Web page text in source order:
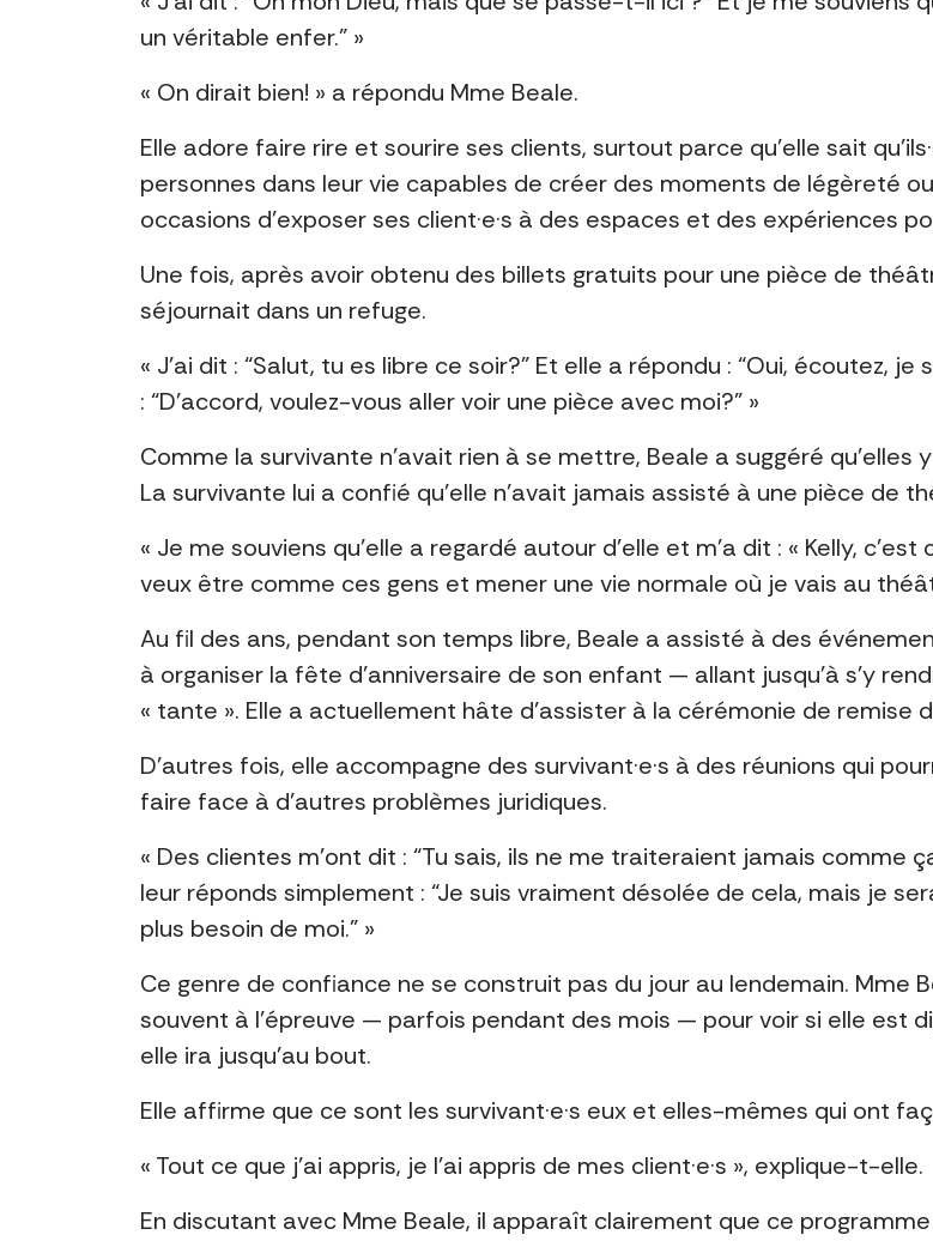
un véritable enfer.” »
« On dirait bien! » a répondu Mme Beale.
Elle adore faire rire et sourire ses clients, surtout parce qu’elle sait
personnes dans leur vie capables de créer des moments de légèreté
occasions d’exposer ses client·e·s à des espaces et des expériences
Une fois, après avoir obtenu des billets gratuits pour une pièce de
séjournait dans un refuge.
« J’ai dit : “Salut, tu es libre ce soir?” Et elle a répondu : “Oui, écoutez,
: “D’accord, voulez-vous aller voir une pièce avec moi?” »
Comme la survivante n’avait rien à se mettre, Beale a suggéré
La survivante lui a confié qu’elle n’avait jamais assisté à une pièce de
« Je me souviens qu’elle a regardé autour d’elle et m’a dit : « Kelly,
veux être comme ces gens et mener une vie normale où je vais au
Au fil des ans, pendant son temps libre, Beale a assisté à des
à organiser la fête d’anniversaire de son enfant — allant jusqu’à s’y
« tante ». Elle a actuellement hâte d’assister à la cérémonie de remise
D’autres fois, elle accompagne des survivant·e·s à des réunions qui
faire face à d’autres problèmes juridiques.
« Des clientes m’ont dit : “Tu sais, ils ne me traiteraient jamais comme
leur réponds simplement : “Je suis vraiment désolée de cela, mais je
plus besoin de moi.” »
Ce genre de confiance ne se construit pas du jour au lendemain. Mme
souvent à l’épreuve — parfois pendant des mois — pour voir si elle est
elle ira jusqu’au bout.
Elle affirme que ce sont les survivant·e·s eux et elles-mêmes qui ont
« Tout ce que j’ai appris, je l’ai appris de mes client·e·s », explique-t-elle.
En discutant avec Mme Beale, il apparaît clairement que ce